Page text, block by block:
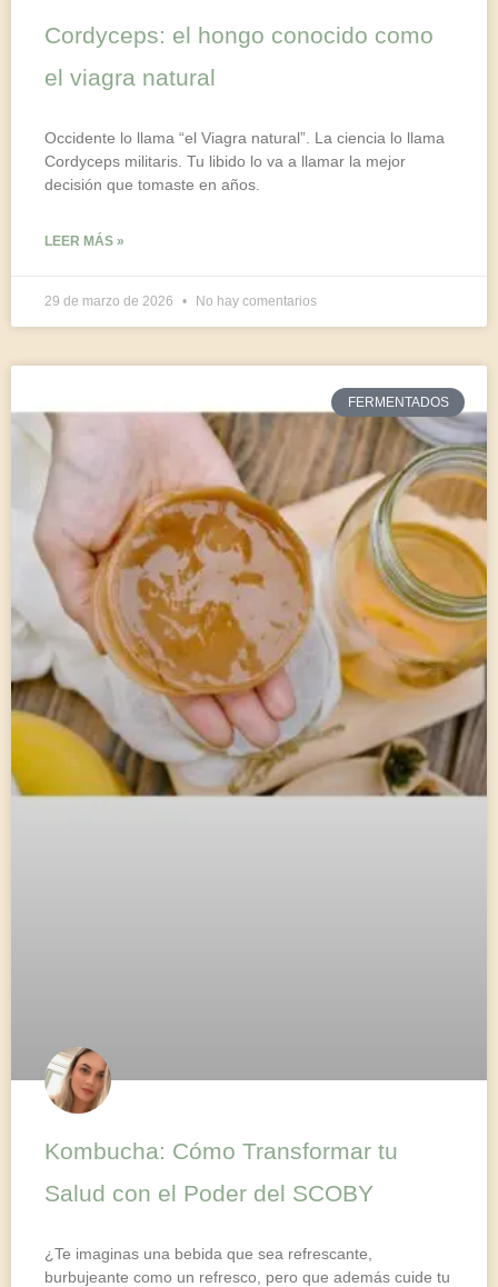
Cordyceps: el hongo conocido como
el viagra natural
Occidente lo llama “el Viagra natural”. La ciencia lo llama
Cordyceps militaris. Tu libido lo va a llamar la mejor
decisión que tomaste en años.
LEER MÁS »
29 de marzo de 2026 No hay comentarios
FERMENTADOS
Kombucha: Cómo Transformar tu
Salud con el Poder del SCOBY
¿Te imaginas una bebida que sea refrescante,
burbujeante como un refresco, pero que además cuide tu